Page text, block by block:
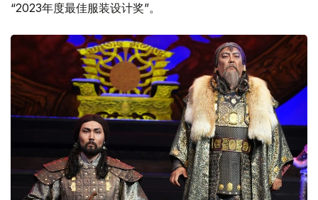
“2023年度最佳服装设计奖”。